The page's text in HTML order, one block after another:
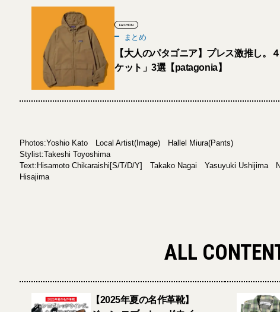
FASHION
まとめ
【大人のパタゴニア】プレス激推し。
ケット」3選【patagonia】
Photos:Yoshio Kato Local Artist(Image) Hallel Miura(Pants)
Stylist:Takeshi Toyoshima
Text:Hisamoto Chikaraishi[S/T/D/Y] Takako Nagai Yasuyuki Ushijima
Hisajima
ALL
【2025年夏の名作革靴】